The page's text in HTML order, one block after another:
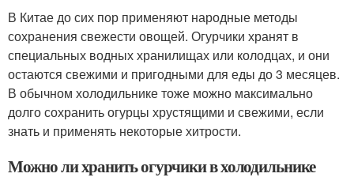
В Китае до сих пор применяют народные методы
сохранения свежести овощей. Огурчики хранят в
специальных водных хранилищах или колодцах, и они
остаются свежими и пригодными для еды до 3 месяцев.
В обычном холодильнике тоже можно максимально
долго сохранить огурцы хрустящими и свежими, если
знать и применять некоторые хитрости.
Можно ли хранить огурчики в холодильнике